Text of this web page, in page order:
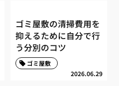
ゴミ屋敷の清掃費用を
抑えるために自分で行
う分別のコツ
2026.06.29
ゴミ屋敷